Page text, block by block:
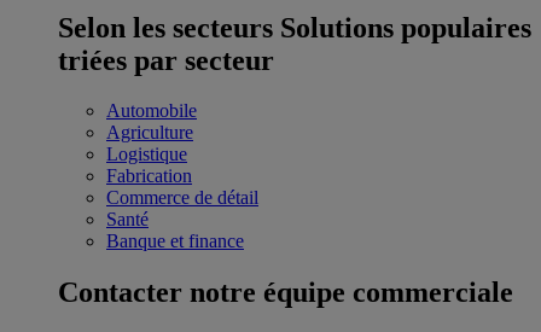
Selon les secteurs Solutions populaires
triées par secteur
Automobile
Agriculture
Logistique
Fabrication
Commerce de détail
Santé
Banque et finance
Contacter notre équipe commerciale